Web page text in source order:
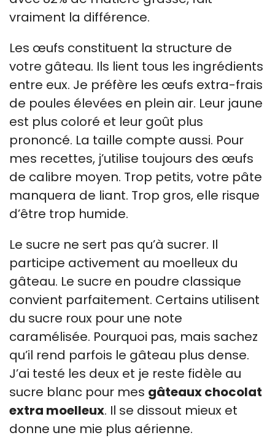
vraiment la différence.
Les œufs constituent la structure de
votre gâteau. Ils lient tous les ingrédients
entre eux. Je préfère les œufs extra-frais
de poules élevées en plein air. Leur jaune
est plus coloré et leur goût plus
prononcé. La taille compte aussi. Pour
mes recettes, j’utilise toujours des œufs
de calibre moyen. Trop petits, votre pâte
manquera de liant. Trop gros, elle risque
d’être trop humide.
Le sucre ne sert pas qu’à sucrer. Il
participe activement au moelleux du
gâteau. Le sucre en poudre classique
convient parfaitement. Certains utilisent
du sucre roux pour une note
caramélisée. Pourquoi pas, mais sachez
qu’il rend parfois le gâteau plus dense.
J’ai testé les deux et je reste fidèle au
sucre blanc pour mes gâteaux chocolat
extra moelleux. Il se dissout mieux et
donne une mie plus aérienne.